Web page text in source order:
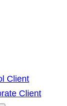
Client
Client